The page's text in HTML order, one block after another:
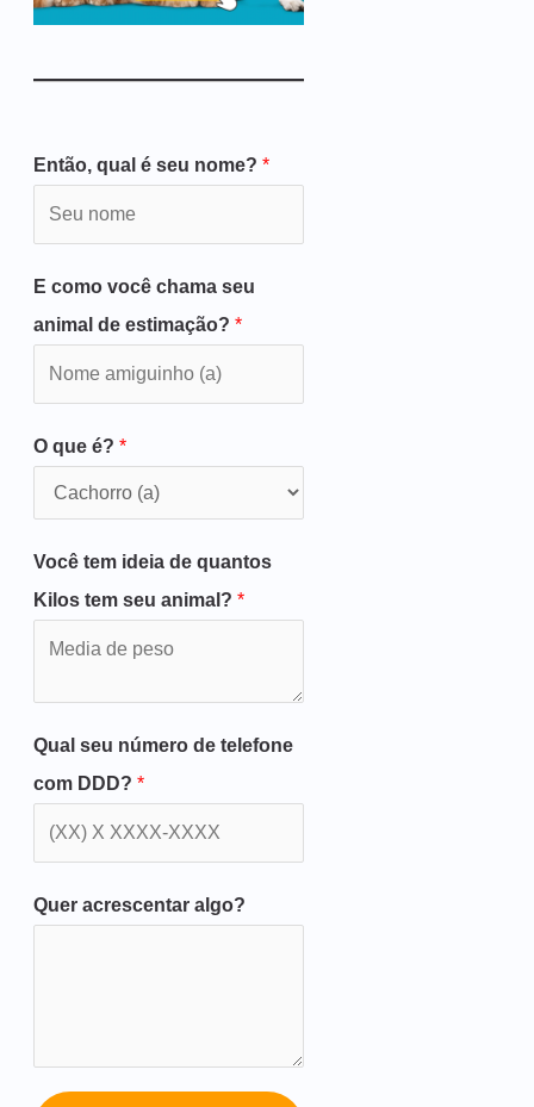
Então, qual é seu nome? *
E como você chama seu
animal de estimação? *
O que é? *
Você tem ideia de quantos
Kilos tem seu animal? *
Qual seu número de telefone
com DDD? *
Quer acrescentar algo?